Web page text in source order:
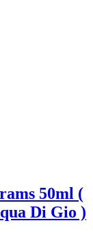
50ml (
Di Gio )